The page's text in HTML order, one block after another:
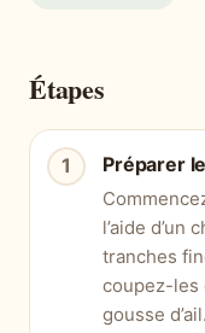
Étapes
Préparer
l’aide d’un
tranches
coupez-les
gousse d’ail.